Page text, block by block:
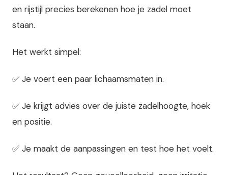
en rijstijl precies berekenen hoe je zadel moet
staan.
Het werkt simpel:
✅ Je voert een paar lichaamsmaten in.
✅ Je krijgt advies over de juiste zadelhoogte, hoek
en positie.
✅ Je maakt de aanpassingen en test hoe het voelt.